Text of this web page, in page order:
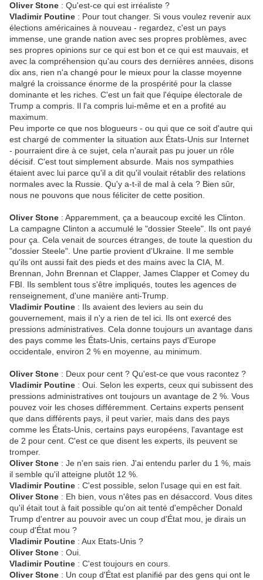
Oliver Stone : Qu'est-ce qui est irréaliste ?
Vladimir Poutine : Pour tout changer. Si vous voulez revenir aux
élections américaines à nouveau - regardez, c'est un pays
immense, une grande nation avec ses propres problèmes, avec
ses propres opinions sur ce qui est bon et ce qui est mauvais, et
avec la compréhension qu'au cours des dernières années, disons
dix ans, rien n'a changé pour le mieux pour la classe moyenne
malgré la croissance énorme de la prospérité pour la classe
dominante et les riches. C'est un fait que l'équipe électorale de
Trump a compris. Il l'a compris lui-même et en a profité au
maximum.
Peu importe ce que nos blogueurs - ou qui que ce soit d'autre qui
est chargé de commenter la situation aux États-Unis sur Internet
- pourraient dire à ce sujet, cela n'aurait pas pu jouer un rôle
décisif. C'est tout simplement absurde. Mais nos sympathies
étaient avec lui parce qu'il a dit qu'il voulait rétablir des relations
normales avec la Russie. Qu'y a-t-il de mal à cela ? Bien sûr,
nous ne pouvons que nous féliciter de cette position.
Oliver Stone : Apparemment, ça a beaucoup excité les Clinton.
La campagne Clinton a accumulé le "dossier Steele". Ils ont payé
pour ça. Cela venait de sources étranges, de toute la question du
"dossier Steele". Une partie provient d'Ukraine. Il me semble
qu'ils ont aussi fait des pieds et des mains avec la CIA, M.
Brennan, John Brennan et Clapper, James Clapper et Comey du
FBI. Ils semblent tous s'être impliqués, toutes les agences de
renseignement, d'une manière anti-Trump.
Vladimir Poutine : Ils avaient des leviers au sein du
gouvernement, mais il n'y a rien de tel ici. Ils ont exercé des
pressions administratives. Cela donne toujours un avantage dans
des pays comme les États-Unis, certains pays d'Europe
occidentale, environ 2 % en moyenne, au minimum.
Oliver Stone : Deux pour cent ? Qu'est-ce que vous racontez ?
Vladimir Poutine : Oui. Selon les experts, ceux qui subissent des
pressions administratives ont toujours un avantage de 2 %. Vous
pouvez voir les choses différemment. Certains experts pensent
que dans différents pays, il peut varier, mais dans des pays
comme les États-Unis, certains pays européens, l'avantage est
de 2 pour cent. C'est ce que disent les experts, ils peuvent se
tromper.
Oliver Stone : Je n'en sais rien. J'ai entendu parler du 1 %, mais
il semble qu'il atteigne plutôt 12 %.
Vladimir Poutine : C'est possible, selon l'usage qui en est fait.
Oliver Stone : Eh bien, vous n'êtes pas en désaccord. Vous dites
qu'il était tout à fait possible qu'on ait tenté d'empêcher Donald
Trump d'entrer au pouvoir avec un coup d'État mou, je dirais un
coup d'État mou ?
Vladimir Poutine : Aux Etats-Unis ?
Oliver Stone : Oui.
Vladimir Poutine : C'est toujours en cours.
Oliver Stone : Un coup d'État est planifié par des gens qui ont le